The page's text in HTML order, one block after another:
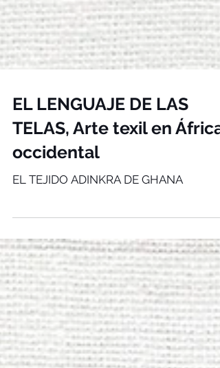
EL LENGUAJE DE LAS
TELAS, Arte texil en África
occidental